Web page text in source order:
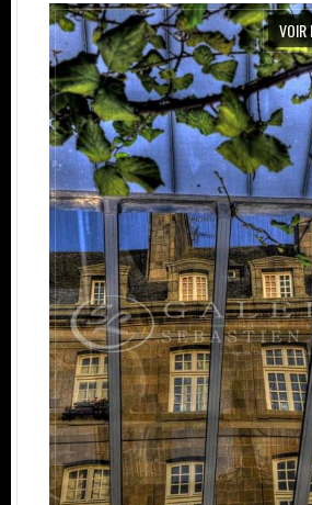
VOIR